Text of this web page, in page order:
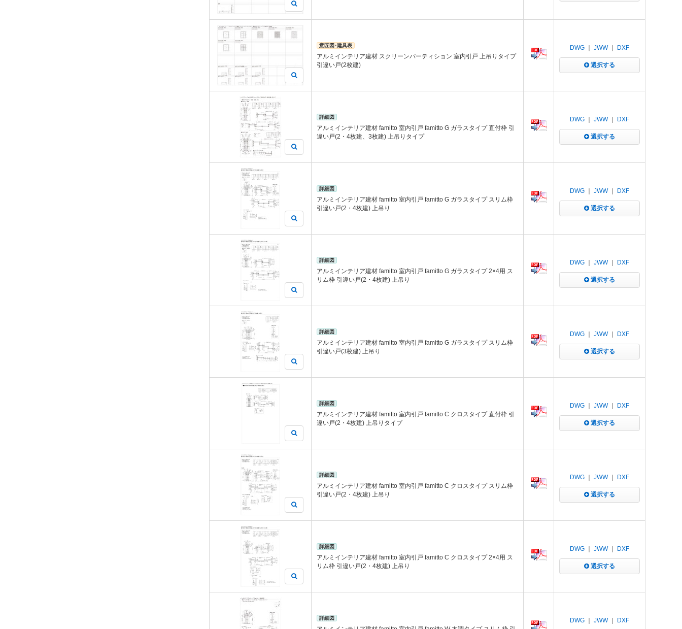
意匠図･建具表
アルミインテリア建材 スクリーンパーティション 室内引戸 上吊りタイプ
引違い戸(2枚建)
DWG JWW｜ DXF
選択する
詳細図
アルミインテリア建材 famitto 室内引戸 famitto G ガラスタイプ 直付枠 引
違い戸(2・4枚建、3枚建) 上吊りタイプ
DWG JWW｜ DXF
選択する
詳細図
アルミインテリア建材 famitto 室内引戸 famitto G ガラスタイプ スリム枠
引違い戸(2・4枚建) 上吊り
DWG JWW｜ DXF
選択する
詳細図
アルミインテリア建材 famitto 室内引戸 famitto G ガラスタイプ 2×4用 ス
リム枠 引違い戸(2・4枚建) 上吊り
DWG JWW｜ DXF
選択する
詳細図
アルミインテリア建材 famitto 室内引戸 famitto G ガラスタイプ スリム枠
引違い戸(3枚建) 上吊り
DWG JWW｜ DXF
選択する
詳細図
アルミインテリア建材 famitto 室内引戸 famitto C クロスタイプ 直付枠 引
違い戸(2・4枚建) 上吊りタイプ
DWG JWW｜ DXF
選択する
詳細図
アルミインテリア建材 famitto 室内引戸 famitto C クロスタイプ スリム枠
引違い戸(2・4枚建) 上吊り
DWG JWW｜ DXF
選択する
詳細図
アルミインテリア建材 famitto 室内引戸 famitto C クロスタイプ 2×4用 ス
リム枠 引違い戸(2・4枚建) 上吊り
DWG JWW｜ DXF
選択する
詳細図 DWG JWW｜ DXF